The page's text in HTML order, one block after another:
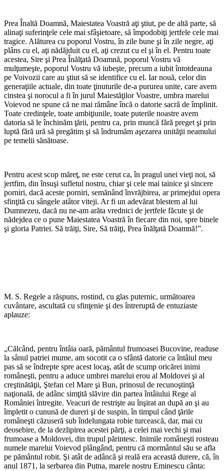
Prea Înaltă Doamnă, Maiestatea Voastră aţi ştiut, pe de altă parte, să
alinaţi suferinţele cele mai sfâşietoare, să împodobiţi jertfele cele mai
tragice. Alăturea cu poporul Vostru, în zile bune şi în zile negre, aţi
plâns cu el, aţi nădăjduit cu el, aţi crezut cu el şi în el. Pentru toate
acestea, Sire şi Prea Înălţată Doamnă, poporul Vostru vă
mulţumeşte, poporul Vostru vă iubeşte, precum a iubit întotdeauna
pe Voivozii care au ştiut să se identifice cu el. Iar nouă, celor din
generaţiile actuale, din toate ţinuturile de-a pururea unite, care avem
cinstea şi norocul a fi în jurul Maiestăţilor Voastre, umbra marelui
Voievod ne spune că ne mai rămâne încă o datorie sacră de împlinit.
Toate credinţele, toate ambiţiunile, toate puterile noastre avem
datoria să le închinăm ţării, pentru ca, prin muncă fără preget şi prin
luptă fără ură să pregătim şi să îndrumăm aşezarea unităţii neamului
pe temelii sănătoase.
Pentru acest scop măreţ, ne este cerut ca, în pragul unei vieţi noi, să
jertfim, din însuşi sufletul nostru, chiar şi cele mai tainice şi sincere
porniri, dacă aceste porniri, semănând învrăjbirea, ar primejdui opera
sfinţită cu sângele atâtor viteji. Ar fi un adevărat blestem al lui
Dumnezeu, dacă nu ne-am arăta vrednici de jertfele făcute şi de
nădejdea ce o pune Maiestatea Voastră în fiecare din noi, spre binele
şi gloria Patriei. Să trăiţi, Sire, Să trăiţi, Prea înălţată Doamnă!”.
M. S. Regele a răspuns, rostind, cu glas puternic, următoarea
cuvântare, ascultată cu sfinţenie şi des întreruptă de entuziaste
aplauze:
„Călcând, pentru întâia oară, pământul frumoasei Bucovine, readuse
la sânul patriei mume, am socotit ca o sfântă datorie ca întâiul meu
pas să se îndrepte spre acest locaş, atât de scump oricărei inimi
româneşti, pentru a aduce umbrei marelui erou al Moldovei şi al
creştinătăţii, Ştefan cel Mare şi Bun, prinosul de recunoştinţă
naţională, de adânc simţită slăvire din partea întâiului Rege al
României întregite. Veacuri de restrişte au înşirat an după an şi au
împletit o cunună de dureri şi de suspin, în timpul când ţările
româneşti căzuseră sub îndelungata robie turcească, dar, mai cu
deosebire, de la dezlipirea acestei părţi, a celei mai vechi şi mai
frumoase a Moldovei, din trupul părintesc. Inimile româneşti rosteau
numele marelui Voievod plângând, pentru că mormântul său se afla
pe pământul robit. Şi atât de adâncă şi reală era această durere, că, în
anul 1871, la serbarea din Putna, marele nostru Eminescu cânta: